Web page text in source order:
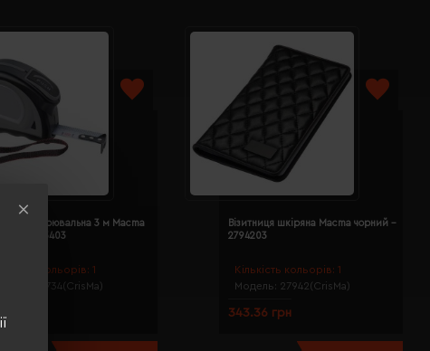
кольорів: 1
81734(CrisMa)
вимірювальна 3 м Macma
- 8173403
Кількість кольорів: 1
Модель: 27942(CrisMa)
Візитниця шкіряна Macma чорний -
2794203
343.36 грн